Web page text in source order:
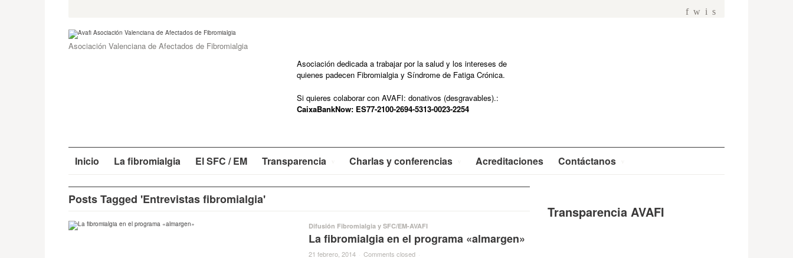
f w i s
Asociación Valenciana de Afectados de Fibromialgia
Asociación dedicada a trabajar por la salud y los intereses de
quienes padecen Fibromialgia y Síndrome de Fatiga Crónica.
Si quieres colaborar con AVAFI: donativos (desgravables).:
CaixaBankNow: ES77-2100-2694-5313-0023-2254
Inicio La fibromialgia El SFC / EM Transparencia Charlas y conferencias Acreditaciones Contáctanos
Posts Tagged 'Entrevistas fibromialgia'
Difusión Fibromialgia y SFC/EM-AVAFI
La fibromialgia en el programa «almargen»
21 febrero, 2014 · Comments closed ·
Transparencia AVAFI